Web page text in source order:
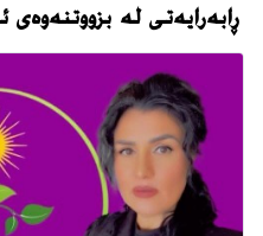
ڕابەرایەتی لە بزووتنەوەی